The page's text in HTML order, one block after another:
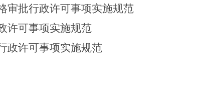
审批行政许可事项实施规范
许可事项实施规范
政许可事项实施规范